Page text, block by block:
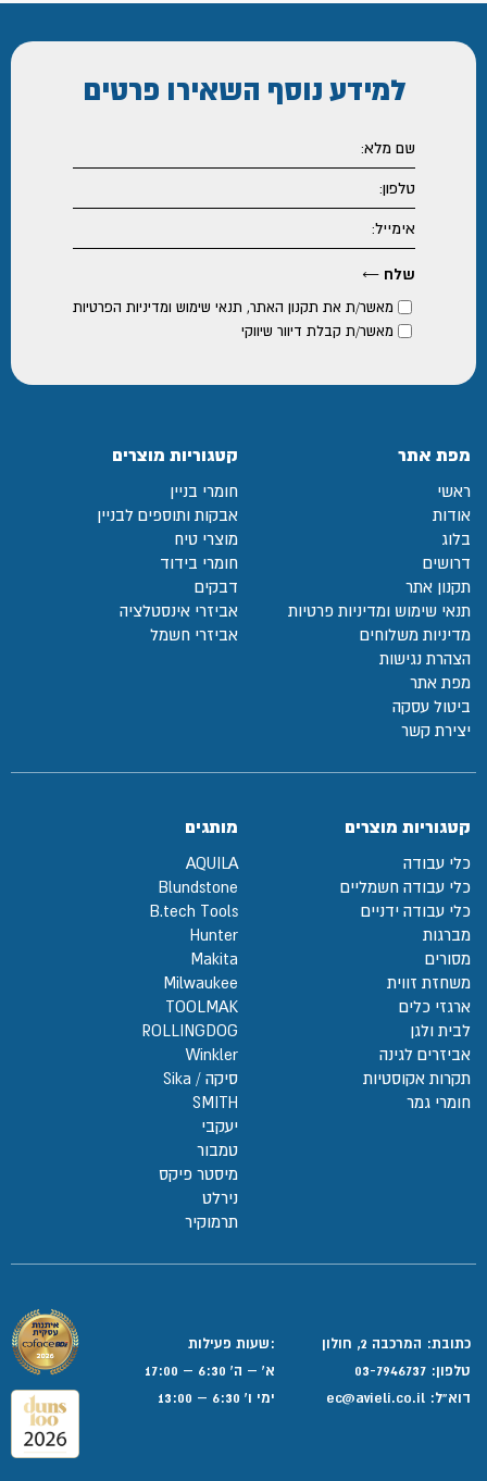
למידע נוסף השאירו פרטים
מאשר/ת את תקנון האתר, תנאי שימוש ומדיניות הפרטיות
מאשר/ת קבלת דיוור שיווקי
מפת אתר
ראשי
אודות
בלוג
דרושים
תקנון אתר
תנאי שימוש ומדיניות פרטיות
מדיניות משלוחים
הצהרת נגישות
מפת אתר
ביטול עסקה
יצירת קשר
קטגוריות מוצרים
חומרי בניין
אבקות ותוספים לבניין
מוצרי טיח
חומרי בידוד
דבקים
אביזרי אינסטלציה
אביזרי חשמל
קטגוריות מוצרים
כלי עבודה
כלי עבודה חשמליים
כלי עבודה ידניים
מברגות
מסורים
משחזת זווית
ארגזי כלים
לבית ולגן
אביזרים לגינה
תקרות אקוסטיות
חומרי גמר
מותגים
AQUILA
Blundstone
B.tech Tools
Hunter
Makita
Milwaukee
TOOLMAK
ROLLINGDOG
Winkler
סיקה / Sika
SMITH
יעקבי
טמבור
מיסטר פיקס
נירלט
תרמוקיר
כתובת: המרכבה 2, חולון
טלפון: 03-7946737
דוא”ל:
:שעות פעילות
א' – ה' 6:30 – 17:00
ימי ו' 6:30 – 13:00